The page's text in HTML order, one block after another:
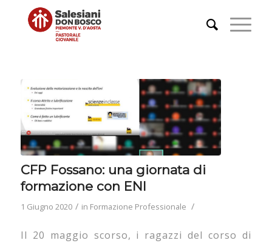
CFP Fossano: una giornata di
formazione con ENI
1 Giugno 2020 / in Formazione Professionale /
Il 20 maggio scorso, i ragazzi del corso di